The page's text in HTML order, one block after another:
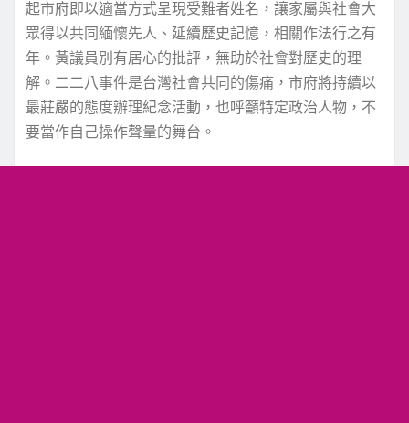
起市府即以適當方式呈現受難者姓名，讓家屬與社會大
眾得以共同緬懷先人、延續歷史記憶，相關作法行之有
年。黃議員別有居心的批評，無助於社會對歷史的理
解。二二八事件是台灣社會共同的傷痛，市府將持續以
最莊嚴的態度辦理紀念活動，也呼籲特定政治人物，不
要當作自己操作聲量的舞台。